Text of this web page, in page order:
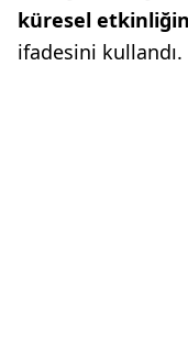
küresel
ifadesini kullandı.